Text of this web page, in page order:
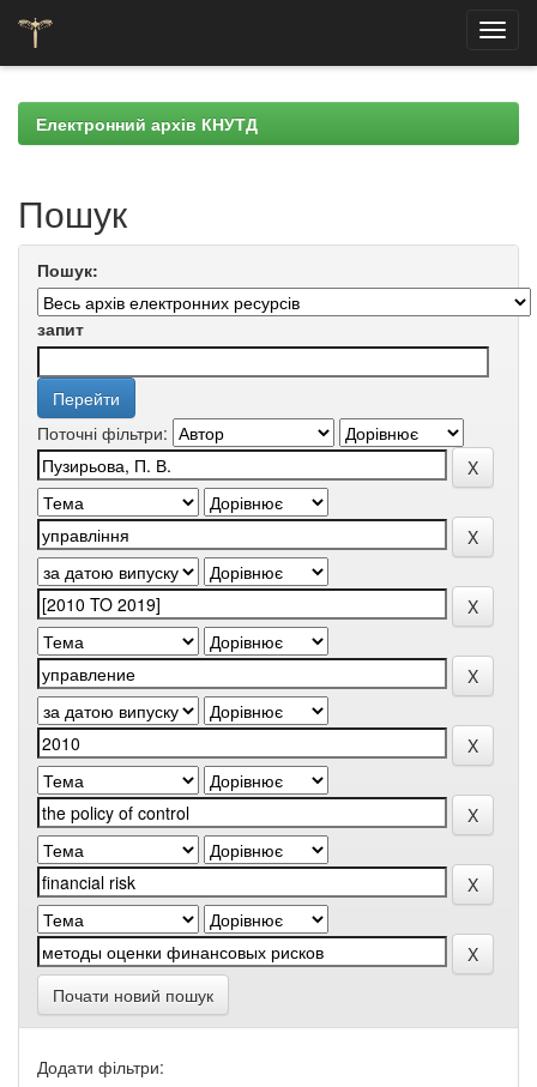
navigationЕлектронний архів КНУТД
Пошук
Пошук:
запит
Поточні фільтри:
Почати новий пошук
Додати фільтри: